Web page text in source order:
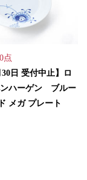
点
30日 受付中止】ロ
ンハーゲン ブルー
メガ プレート